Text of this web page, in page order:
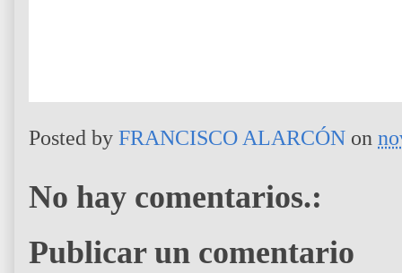
Posted by FRANCISCO ALARCÓN on
No hay comentarios.:
Publicar un comentario